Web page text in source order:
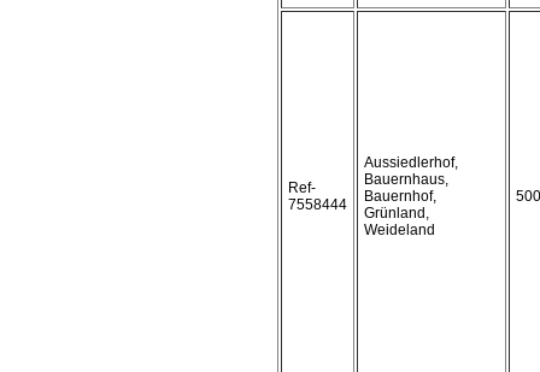
Ref-
7558444
Aussiedlerhof,
Bauernhaus,
Bauernhof,
Grünland,
Weideland